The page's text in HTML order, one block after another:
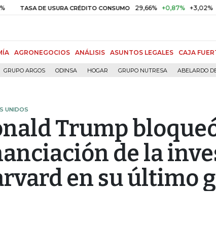
DE USURA CRÉDITO CONSUMO 29,66% +0,87% +3,02% DTF
AGRONEGOCIOS ANÁLISIS ASUNTOS LEGALES CAJA
GRUPO ARGOS ODINSA HOGAR GRUPO NUTRESA ABELARDO
UNIDOS
Trump
de la
en su último